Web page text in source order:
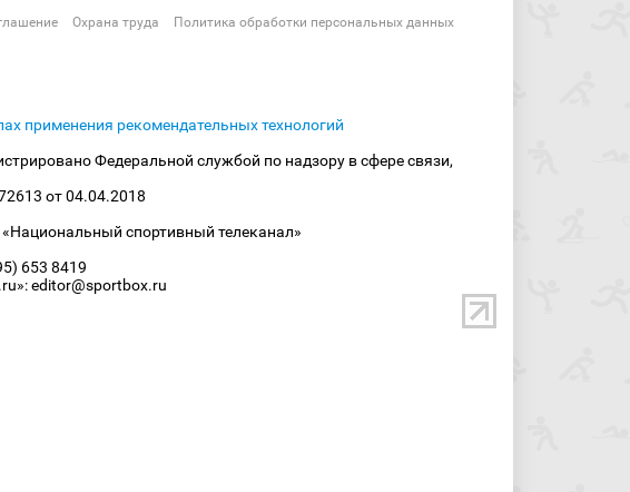
Охрана труда Политика обработки персональных данных
применения рекомендательных технологий
Федеральной службой по надзору в сфере связи,
от 04.04.2018
спортивный телеканал»
653 8419
editor@sportbox.ru